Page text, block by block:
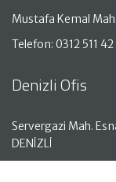
Mustafa Kemal
Telefon: 0312 511 42
Denizli Ofis
Servergazi Mah.
DENİZLİ